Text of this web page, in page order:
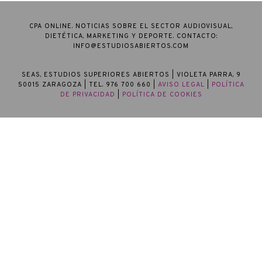
CPA ONLINE. NOTICIAS SOBRE EL SECTOR AUDIOVISUAL,
DIETÉTICA, MARKETING Y DEPORTE. CONTACTO:
INFO@ESTUDIOSABIERTOS.COM
SEAS, ESTUDIOS SUPERIORES ABIERTOS
| VIOLETA PARRA, 9
50015 ZARAGOZA | TEL. 976 700 660 | AVISO LEGAL
POLÍTICA
DE PRIVACIDAD
POLÍTICA DE COOKIES